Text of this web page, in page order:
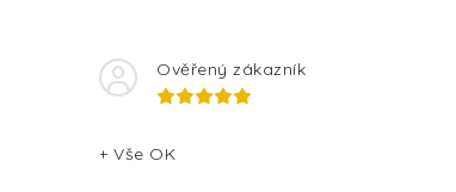
Ověřený zákazník
+ Vše OK